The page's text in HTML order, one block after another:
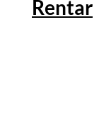
Rentar